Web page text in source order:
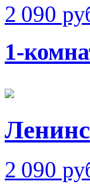
2 090
1-
2 090